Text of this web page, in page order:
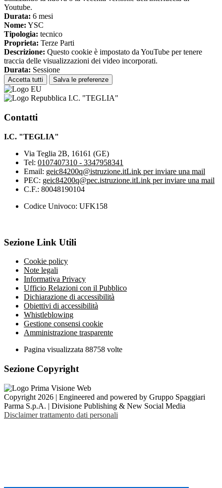
Youtube.
Durata: 6 mesi
Nome: YSC
Tipologia: tecnico
Proprieta: Terze Parti
Descrizione: Questo cookie è impostato da YouTube per tenere
traccia delle visualizzazioni dei video incorporati.
Durata: Sessione
Accetta tutti Salva le preferenze
I.C. "TEGLIA"
Contatti
I.C. "TEGLIA"
Via Teglia 2B, 16161 (GE)
Tel: 0107407310 - 3347958341
Email: geic84200q@istruzione.itLink per inviare una mail
PEC: geic84200q@pec.istruzione.itLink per inviare una mail
C.F.: 80048190104
Codice Univoco: UFK158
Sezione Link Utili
Cookie policy
Note legali
Informativa Privacy
Ufficio Relazioni con il Pubblico
Dichiarazione di accessibilità
Obiettivi di accessibilità
Whistleblowing
Gestione consensi cookie
Amministrazione trasparente
Pagina visualizzata 88758 volte
Sezione Copyright
Copyright 2026 | Engineered and powered by Gruppo Spaggiari
Parma S.p.A. | Divisione Publishing & New Social Media
Disclaimer trattamento dati personali